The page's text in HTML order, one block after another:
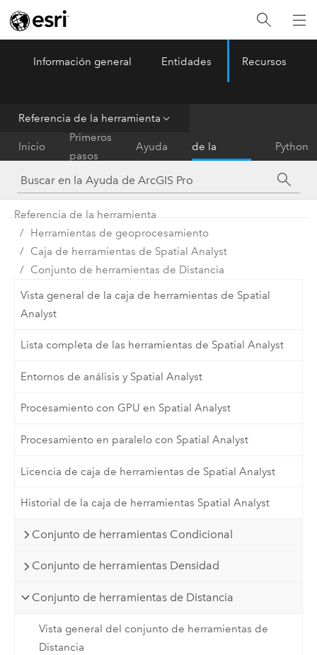
ArcGIS Pro Menu
Información general Entidades Recursos
Referencia de la herramienta
Inicio
Primeros
pasos
Ayuda
de la
herramienta
Python
Referencia de la herramienta
Herramientas de geoprocesamiento
Caja de herramientas de Spatial Analyst
Conjunto de herramientas de Distancia
Vista general de la caja de herramientas de Spatial
Analyst
Lista completa de las herramientas de Spatial Analyst
Entornos de análisis y Spatial Analyst
Procesamiento con GPU en Spatial Analyst
Procesamiento en paralelo con Spatial Analyst
Licencia de caja de herramientas de Spatial Analyst
Historial de la caja de herramientas Spatial Analyst
Conjunto de herramientas Condicional
Conjunto de herramientas Densidad
Conjunto de herramientas de Distancia
Vista general del conjunto de herramientas de
Distancia